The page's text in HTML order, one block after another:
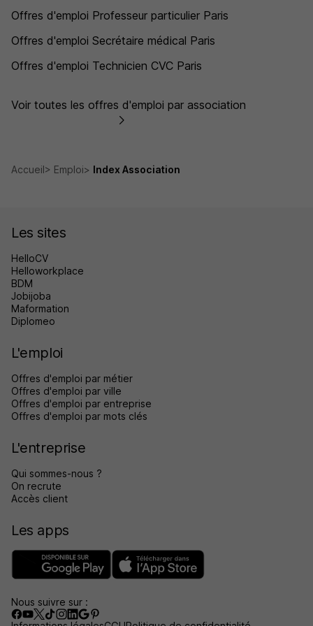
Offres d'emploi Professeur particulier Paris
Offres d'emploi Secrétaire médical Paris
Offres d'emploi Technicien CVC Paris
Voir toutes les offres d'emploi par association
Accueil Emploi Index Association
Les sites
HelloCV
Helloworkplace
BDM
Jobijoba
Maformation
Diplomeo
L'emploi
Offres d'emploi par métier
Offres d'emploi par ville
Offres d'emploi par entreprise
Offres d'emploi par mots clés
L'entreprise
Qui sommes-nous ?
On recrute
Accès client
Les apps
Nous suivre sur :